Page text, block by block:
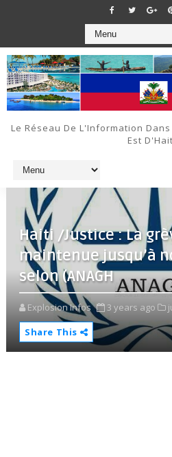
Le Réseau De L'Information
Est
Haiti /Justice : La
maintenue jusqu’à
selon (ANAGH
Explosion Infos 3 years ago
Share This